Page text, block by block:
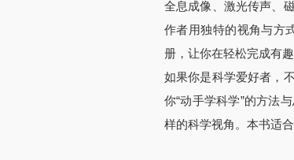
全息成像、激光传声、
作者用独特的视角与方
册，让你在轻松完成有
如果你是科学爱好者，
你“动手学科学”的方法
样的科学视角。本书适